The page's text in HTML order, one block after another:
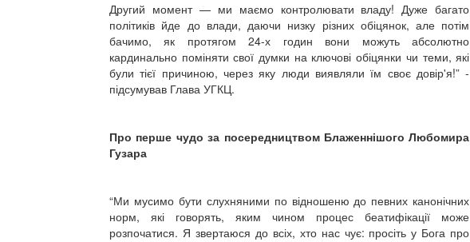
Другий момент — ми маємо контролювати владу! Дуже багато
політиків йде до влади, даючи низку різних обіцянок, але потім
бачимо, як протягом 24-х годин вони можуть абсолютно
кардинально поміняти свої думки на ключові обіцянки чи теми, які
були тієї причиною, через яку люди виявляли їм своє довір'я!” -
підсумував Глава УГКЦ.
Про перше чудо за посередництвом Блаженнішого Любомира
Гузара
“Ми мусимо бути слухняними по відношеню до певних канонічних
норм, які говорять, яким чином процес беатифікації може
розпочатися. Я звертаюся до всіх, хто нас чує: просіть у Бога про